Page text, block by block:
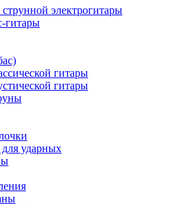
струнной электрогитары
гитары
гитары
гитары
ударных